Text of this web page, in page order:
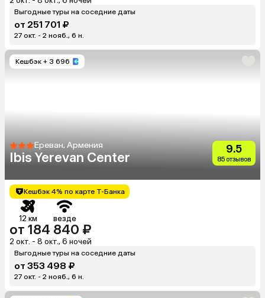
Выгодные туры на соседние даты
от 251 701 ₽
27 окт. - 2 нояб., 6 н.
Кешбэк + 3 696
Ереван, Армения
Ibis Yerevan Center
9.5
85 отзывов
Кешбэк 4% по карте Т-Банка
12 км везде
от 184 840 ₽
2 окт. - 8 окт., 6 ночей
Выгодные туры на соседние даты
от 353 498 ₽
27 окт. - 2 нояб., 6 н.